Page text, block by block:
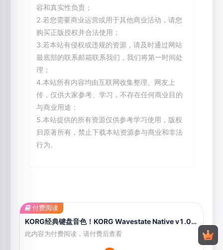
容和真实性负责；
2.若您需要商业运营或用于其他商业活动，请您
购买正版授权并合法使用；
3.若本站有侵权或违规的资源，请及时通过网站
最底部的联系邮箱联系我们，我们将第一时间处
理；
4.本站所有内容均由互联网收集整理、网友上
传，仅供大家参考、学习，不存在任何商业目的
与商业用途；
5.本站提供的所有资源仅供参考学习使用，版权
归原著所有，禁止下载本站资源参与商业和非法
行为。
KORG经典键盘音色！KORG Wavestate Native v1.0.5 Mac
此内容为付费阅读，请付费后查看
付费阅读